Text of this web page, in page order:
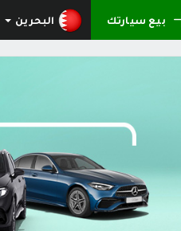
بيع سيارتك البحرين